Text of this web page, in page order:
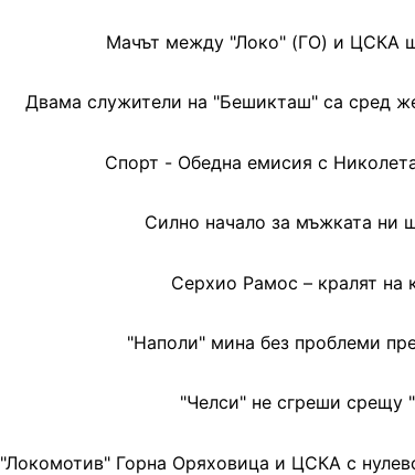
Мачът между "Локо" (ГО) и ЦСКА
Двама служители на "Бешикташ" са сред
Спорт - Обедна емисия с
Силно начало за мъжката ни
Серхио Рамос – кралят на
"Наполи" мина без проблеми
"Челси" не сгреши срещу
"Локомотив" Горна Оряховица и ЦСКА с